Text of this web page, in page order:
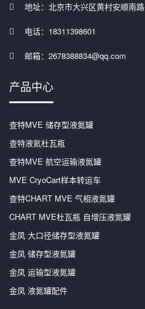
地址：北京市大兴区黄村安顺南路
电话：18311398601
邮箱：2678388834@qq.com
产品中心
查特MVE 储存型液氮罐
查特液氦杜瓦瓶
查特MVE 航空运输液氮罐
MVE CryoCart样本转运车
查特CHART MVE 气相液氮罐
CHART MVE杜瓦瓶 自增压液氮罐
金凤 大口径储存型液氮罐
金凤 储存型液氮罐
金凤 运输型液氮罐
金凤 液氮罐配件